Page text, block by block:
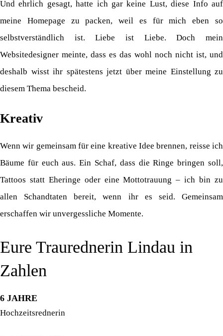
Und ehrlich gesagt, hatte ich gar keine Lust, diese Info auf
meine Homepage zu packen, weil es für mich eben so
selbstverständlich ist. Liebe ist Liebe. Doch mein
Websitedesigner meinte, dass es das wohl noch nicht ist, und
deshalb wisst ihr spätestens jetzt über meine Einstellung zu
diesem Thema bescheid.
Kreativ
Wenn wir gemeinsam für eine kreative Idee brennen, reisse ich
Bäume für euch aus. Ein Schaf, dass die Ringe bringen soll,
Tattoos statt Eheringe oder eine Mottotrauung – ich bin zu
allen Schandtaten bereit, wenn ihr es seid. Gemeinsam
erschaffen wir unvergessliche Momente.
Eure Traurednerin Lindau in
Zahlen
6 JAHRE
Hochzeitsrednerin